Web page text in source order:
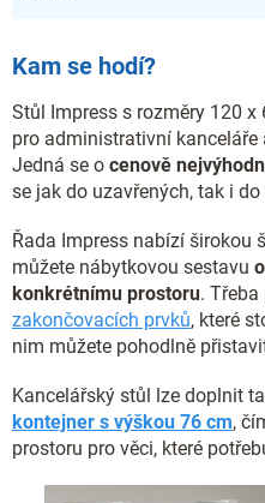
Kam se hodí?
Stůl Impress s rozměry 120
pro administrativní kanceláře
Jedná se o cenově
se jak do uzavřených, tak i
Řada Impress nabízí širokou
můžete nábytkovou sestavu
konkrétnímu prostoru.
zakončovacích prvků, které
nim můžete pohodlně
Kancelářský stůl lze doplnit
kontejner s výškou 76 cm,
prostoru pro věci, které